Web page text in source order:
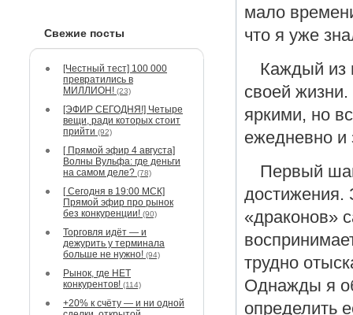
Свежие посты
[Честный тест] 100 000
превратились в
МИЛЛИОН! (23)
[ЭФИР СЕГОДНЯ!] Четыре
вещи, ради которых стоит
прийти (92)
[ Прямой эфир 4 августа]
Волны Вульфа: где деньги
на самом деле? (78)
[ Сегодня в 19:00 МСК]
Прямой эфир про рынок
без конкуренции! (90)
Торговля идёт — и
дежурить у терминала
больше не нужно! (94)
Рынок, где НЕТ
конкурентов! (114)
+20% к счёту — и ни одной
мало
что я уже
Каждый из
своей
яркими, но
ежедневно и
Первый
достижения.
«драконов»
трудно
Однажды я
определить